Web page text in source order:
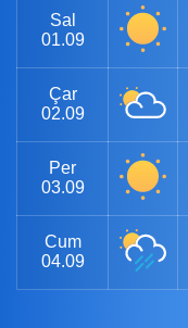
Sal
01.09
Çar
02.09
Per
03.09
Cum
04.09